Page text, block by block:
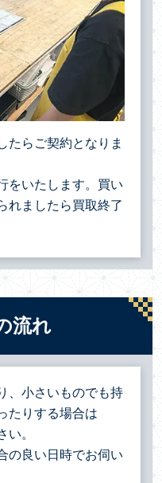
たらご契約となりま
をいたします。買い
れましたら買取終了
流れ
、小さいものでも持
たりする場合は
い。
の良い日時でお伺い